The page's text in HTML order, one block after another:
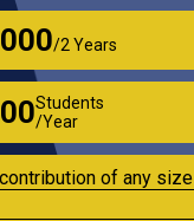
/2 Years
Students
/Year
of any size